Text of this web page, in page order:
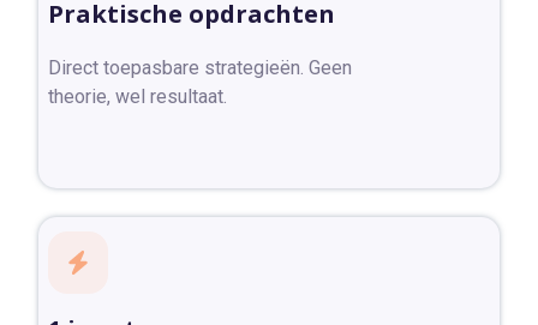
Praktische opdrachten
Direct toepasbare strategieën. Geen
theorie, wel resultaat.